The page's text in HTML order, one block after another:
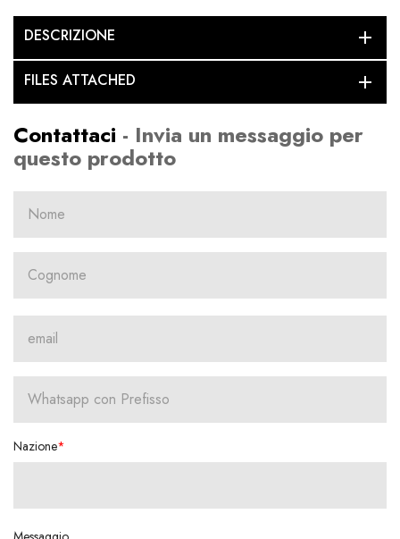
DESCRIZIONE add
FILES ATTACHED add
Contattaci - Invia un messaggio per
questo prodotto
Nazione